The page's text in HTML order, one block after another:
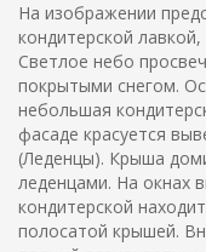
На изображении
кондитерской
Светлое небо
покрытыми снегом.
небольшая
фасаде красуется
(Леденцы). Крыша
леденцами. На окнах
кондитерской
полосатой крышей.